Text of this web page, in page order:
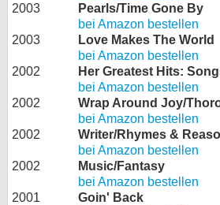
2003
Pearls/Time Gone By
bei Amazon bestellen
2003
Love Makes The World
bei Amazon bestellen
2002
Her Greatest Hits:
bei Amazon bestellen
2002
Wrap Around Joy/
bei Amazon bestellen
2002
Writer/Rhymes &
bei Amazon bestellen
2002
Music/Fantasy
bei Amazon bestellen
2001
Goin' Back